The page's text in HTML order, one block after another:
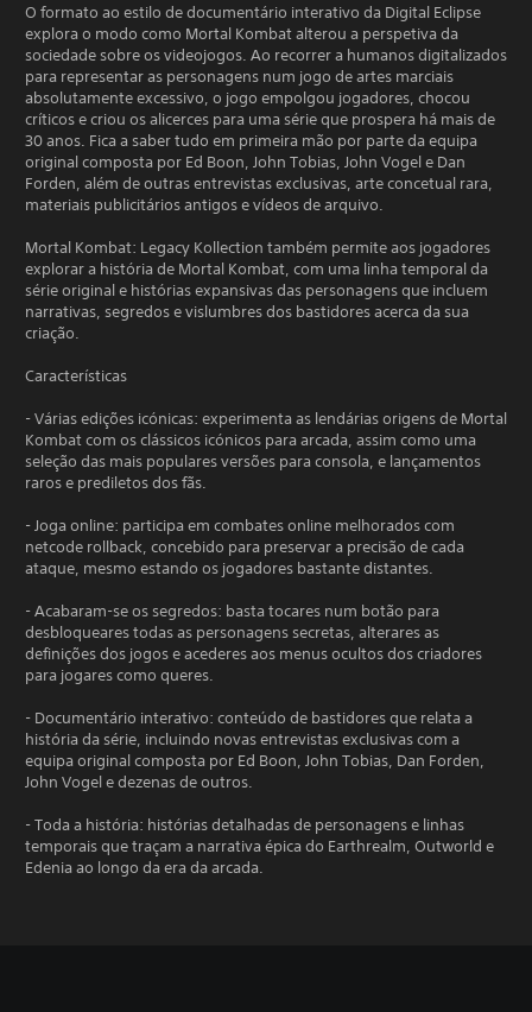
O formato ao estilo de documentário interativo da Digital Eclipse
explora o modo como Mortal Kombat alterou a perspetiva da
sociedade sobre os videojogos. Ao recorrer a humanos digitalizados
para representar as personagens num jogo de artes marciais
absolutamente excessivo, o jogo empolgou jogadores, chocou
críticos e criou os alicerces para uma série que prospera há mais de
30 anos. Fica a saber tudo em primeira mão por parte da equipa
original composta por Ed Boon, John Tobias, John Vogel e Dan
Forden, além de outras entrevistas exclusivas, arte concetual rara,
materiais publicitários antigos e vídeos de arquivo.
Mortal Kombat: Legacy Kollection também permite aos jogadores
explorar a história de Mortal Kombat, com uma linha temporal da
série original e histórias expansivas das personagens que incluem
narrativas, segredos e vislumbres dos bastidores acerca da sua
criação.
Características
- Várias edições icónicas: experimenta as lendárias origens de Mortal
Kombat com os clássicos icónicos para arcada, assim como uma
seleção das mais populares versões para consola, e lançamentos
raros e prediletos dos fãs.
- Joga online: participa em combates online melhorados com
netcode rollback, concebido para preservar a precisão de cada
ataque, mesmo estando os jogadores bastante distantes.
- Acabaram-se os segredos: basta tocares num botão para
desbloqueares todas as personagens secretas, alterares as
definições dos jogos e acederes aos menus ocultos dos criadores
para jogares como queres.
- Documentário interativo: conteúdo de bastidores que relata a
história da série, incluindo novas entrevistas exclusivas com a
equipa original composta por Ed Boon, John Tobias, Dan Forden,
John Vogel e dezenas de outros.
- Toda a história: histórias detalhadas de personagens e linhas
temporais que traçam a narrativa épica do Earthrealm, Outworld e
Edenia ao longo da era da arcada.